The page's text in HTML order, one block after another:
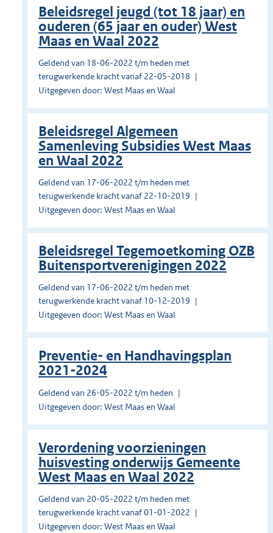
Beleidsregel jeugd (tot 18 jaar) en
ouderen (65 jaar en ouder) West
Maas en Waal 2022
Geldend van 18-06-2022 t/m heden met
terugwerkende kracht vanaf 22-05-2018
Uitgegeven door: West Maas en Waal
Beleidsregel Algemeen
Samenleving Subsidies West Maas
en Waal 2022
Geldend van 17-06-2022 t/m heden met
terugwerkende kracht vanaf 22-10-2019
Uitgegeven door: West Maas en Waal
Beleidsregel Tegemoetkoming OZB
Buitensportverenigingen 2022
Geldend van 17-06-2022 t/m heden met
terugwerkende kracht vanaf 10-12-2019
Uitgegeven door: West Maas en Waal
Preventie- en Handhavingsplan
2021-2024
Geldend van 26-05-2022 t/m heden
Uitgegeven door: West Maas en Waal
Verordening voorzieningen
huisvesting onderwijs Gemeente
West Maas en Waal 2022
Geldend van 20-05-2022 t/m heden met
terugwerkende kracht vanaf 01-01-2022
Uitgegeven door: West Maas en Waal